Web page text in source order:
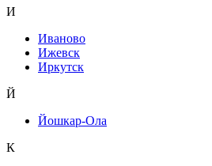
И
Иваново
Ижевск
Иркутск
Й
Йошкар-Ола
К